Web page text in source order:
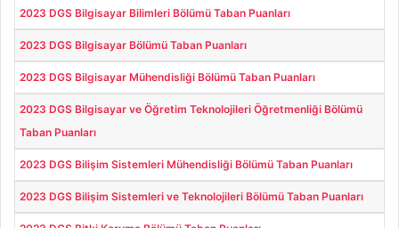
2023 DGS Bilgisayar Bilimleri Bölümü Taban Puanları
2023 DGS Bilgisayar Bölümü Taban Puanları
2023 DGS Bilgisayar Mühendisliği Bölümü Taban Puanları
2023 DGS Bilgisayar ve Öğretim Teknolojileri Öğretmenliği Bölümü
Taban Puanları
2023 DGS Bilişim Sistemleri Mühendisliği Bölümü Taban Puanları
2023 DGS Bilişim Sistemleri ve Teknolojileri Bölümü Taban Puanları